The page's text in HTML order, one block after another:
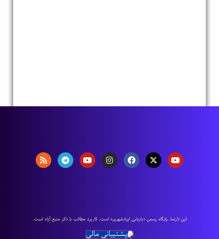
اين تارنما، پایگاه رسمی «بازیابی ایرانشهری» است. كاربرد مطالب با ذكر منبع آزاد است.
پشتیبانی مالی